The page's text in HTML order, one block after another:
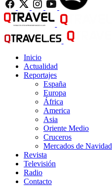
Inicio
Actualidad
Reportajes
España
Europa
África
America
Asia
Oriente Medio
Cruceros
Mercados de Navidad
Revista
Televisión
Radio
Contacto